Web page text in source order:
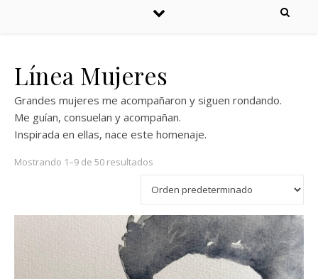
Línea Mujeres
Grandes mujeres me acompañaron y siguen rondando.
Me guían, consuelan y acompañan.
Inspirada en ellas, nace este homenaje.
Mostrando 1–9 de 50 resultados